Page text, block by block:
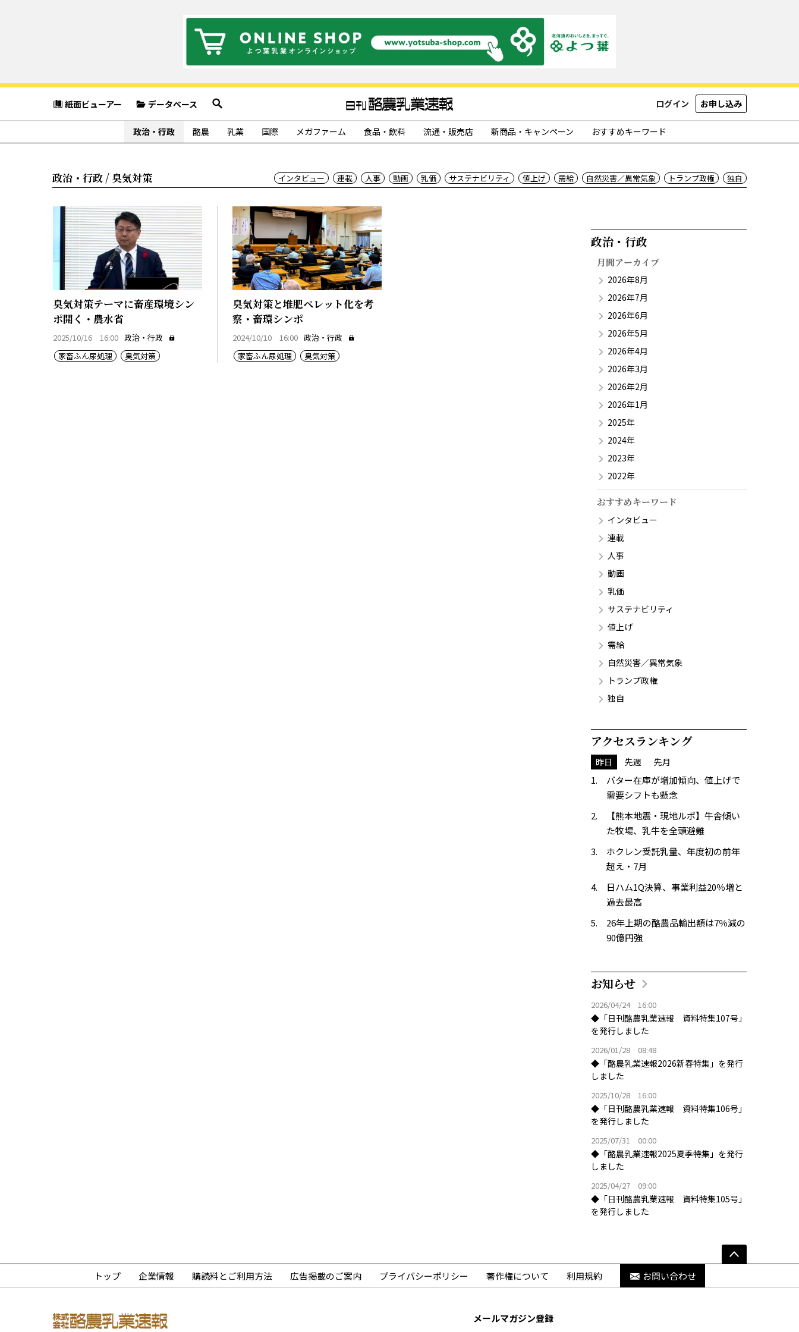
紙面ビューアー データベース ログイン お申し込み
政治・行政 酪農 乳業 国際 メガファーム 食品・飲料 流通・販売店 新商品・キャンペーン おすすめキーワード
政治・行政 / 臭気対策 インタビュー 連載 人事 動画 乳価 サステナビリティ 値上げ 需給 自然災害／異常気象 トランプ政権 独自
臭気対策テーマに畜産環境シン
ポ開く・農水省
2025/10/16 16:00 政治・行政
家畜ふん尿処理
臭気対策
臭気対策と堆肥ペレット化を考
察・畜環シンポ
2024/10/10 16:00 政治・行政
家畜ふん尿処理
臭気対策
政治・行政​
月間アーカイブ
2026年8月
2026年7月
2026年6月
2026年5月
2026年4月
2026年3月
2026年2月
2026年1月
2025年
2024年
2023年
2022年
おすすめキーワード
インタビュー
連載
人事
動画
乳価
サステナビリティ
値上げ
需給
自然災害／異常気象
トランプ政権
独自
アクセスランキング
昨日 先週 先月
バター在庫が増加傾向、値上げで
需要シフトも懸念
【熊本地震・現地ルポ】牛舎傾い
た牧場、乳牛を全頭避難
ホクレン受託乳量、年度初の前年
超え・7月
日ハム1Q決算、事業利益20％増と
過去最高
26年上期の酪農品輸出額は7％減の
90億円強
お知らせ
2026/04/24 16:00
◆「日刊酪農乳業速報 資料特集107号」
を発行しました
2026/01/28 08:48
◆「酪農乳業速報2026新春特集」を発行
しました
2025/10/28 16:00
◆「日刊酪農乳業速報 資料特集106号」
を発行しました
2025/07/31 00:00
◆「酪農乳業速報2025夏季特集」を発行
しました
2025/04/27 09:00
◆「日刊酪農乳業速報 資料特集105号」
を発行しました
トップ 企業情報 購読料とご利用方法 広告掲載のご案内 プライバシーポリシー 著作権について 利用規約 お問い合わせ
メールマガジン登録